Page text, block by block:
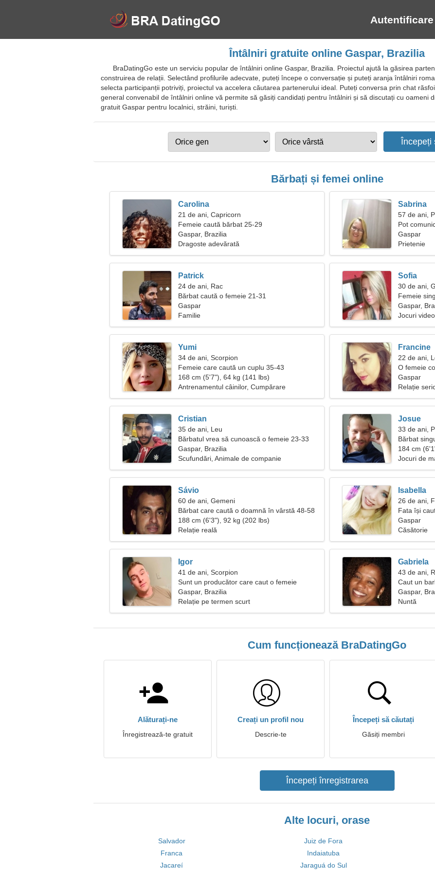
Autentificare
Întâlniri gratuite online Gaspar, Brazilia
BraDatingGo este un serviciu popular de întâlniri online Gaspar, Brazilia. Proiectul ajută la găsirea
construirea de relații. Selectând profilurile adecvate, puteți începe o conversație și puteți aranja întâlniri
selecta participanții potriviți, proiectul va accelera căutarea partenerului ideal. Puteți conversa prin chat
general convenabil de întâlniri online vă permite să găsiți candidați pentru întâlniri și să discutați cu oameni
gratuit Gaspar pentru localnici, străini, turiști.
Bărbați și femei online
Carolina
21 de ani, Capricorn
Femeie caută bărbat 25-29
Gaspar, Brazilia
Dragoste adevărată
Sabrina
57 de ani,
Pot
Gaspar
Prietenie
Patrick
24 de ani, Rac
Bărbat caută o femeie 21-31
Gaspar
Familie
Sofia
30 de ani,
Femeie
Gaspar,
Jocuri
Yumi
34 de ani, Scorpion
Femeie care caută un cuplu 35-43
168 cm (5'7"), 64 kg (141 lbs)
Antrenamentul câinilor, Cumpărare
Francine
22 de ani,
O femeie
pasională
Gaspar
Relație
Cristian
35 de ani, Leu
Bărbatul vrea să cunoască o femeie 23-33
Gaspar, Brazilia
Scufundări, Animale de companie
Josue
33 de ani,
Bărbat
184 cm
Jocuri de
Sávio
60 de ani, Gemeni
Bărbat care caută o doamnă în vârstă 48-58
188 cm (6'3"), 92 kg (202 lbs)
Relație reală
Isabella
26 de ani,
Fata își
Gaspar
Căsătorie
Igor
41 de ani, Scorpion
Sunt un producător care caut o femeie
frumoasă
Gaspar, Brazilia
Relație pe termen scurt
Gabriela
43 de ani,
Caut un
Gaspar,
Nuntă
Cum funcționează BraDatingGo
Alăturați-ne
Înregistrează-te gratuit
Creați un profil nou
Descrie-te
Începeți să căutați
Găsiți membri
Începeți înregistrarea
Alte locuri, orase
Salvador Juiz de Fora
Franca
Indaiatuba
Jacareí
Jaraguá do Sul